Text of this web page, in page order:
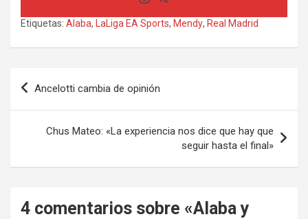
Etiquetas: Alaba, LaLiga EA Sports, Mendy, Real Madrid
Navegación
entradas
Ancelotti cambia de opinión
Chus Mateo: «La experiencia nos dice que hay que
seguir hasta el final»
4 comentarios sobre «Alaba y